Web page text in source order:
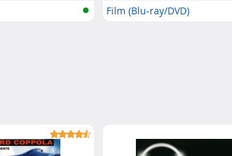
Film (Blu-ray/DVD)